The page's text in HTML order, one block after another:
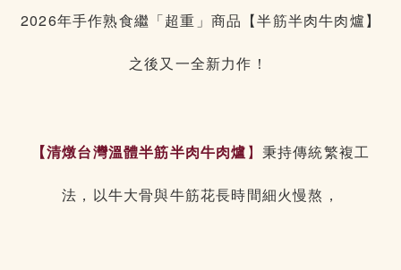
2026年手作熟食繼「超重」商品【半筋半肉牛肉爐】
之後又一全新力作！
【清燉台灣溫體半筋半肉牛肉爐】 秉持傳統繁複工
法，以牛大骨與牛筋花長時間細火慢熬，